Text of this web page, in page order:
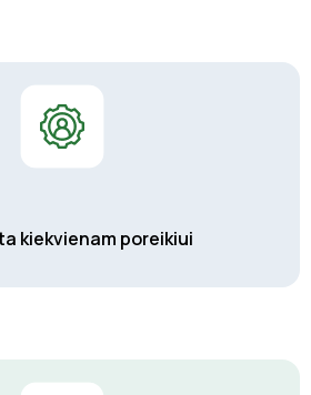
kiekvienam poreikiui